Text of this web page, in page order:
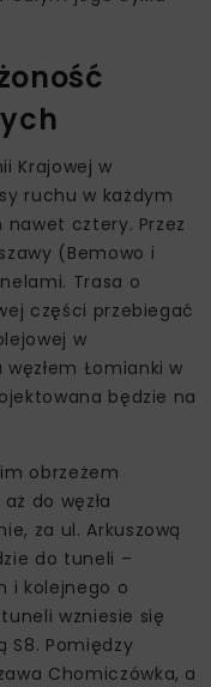
Krajowej w
ruchu w każdym
cztery. Przez
(Bemowo i
Trasa o
części przebiegać
w
Łomianki w
będzie na
obrzeżem
do węzła
za ul. Arkuszową
do tuneli –
i kolejnego o
tuneli wzniesie się
S8. Pomiędzy
Chomiczówka, a